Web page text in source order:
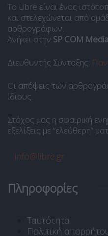
Το Libre είναι ένας
και στελεχώνεται από
αρθρογράφων.
Ανήκει στην SP COM
Διευθυντής Σύνταξης:
Οι απόψεις των
ίδιους.
Στόχος μας η σφαιρική
εξελίξεις με “ελεύθερη”
info@libre.gr
Πληροφορίες
Ταυτότητα
Πολιτική